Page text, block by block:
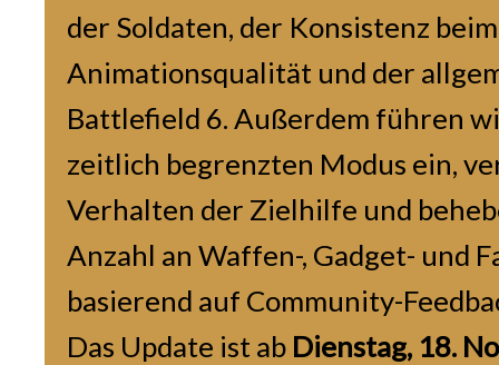
der Soldaten, der Konsistenz
Animationsqualität und der
Battlefield 6. Außerdem führen
zeitlich begrenzten Modus ein,
Verhalten der Zielhilfe und
Anzahl an Waffen-, Gadget- und
basierend auf Community-
Das Update ist ab Dienstag, 18.